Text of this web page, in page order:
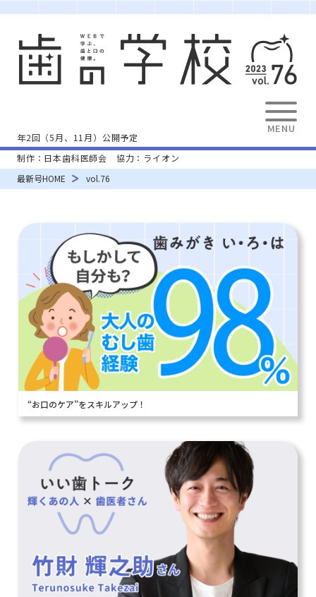
年2回（5月、11月）公開予定
制作：日本歯科医師会 協力：ライオン
最新号HOME
vol.76
“お口のケア”をスキルアップ！